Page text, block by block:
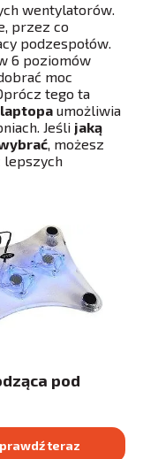
wentylatorów.
przez co
podzespołów.
6 poziomów
moc
tego ta
umożliwia
Jeśli jaką
, możesz
lepszych
pod
teraz